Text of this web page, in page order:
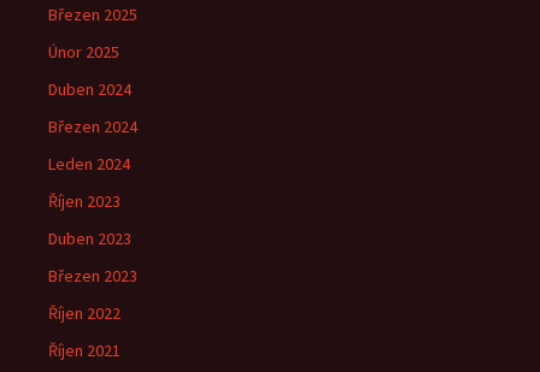
Březen 2025
Únor 2025
Duben 2024
Březen 2024
Leden 2024
Říjen 2023
Duben 2023
Březen 2023
Říjen 2022
Říjen 2021